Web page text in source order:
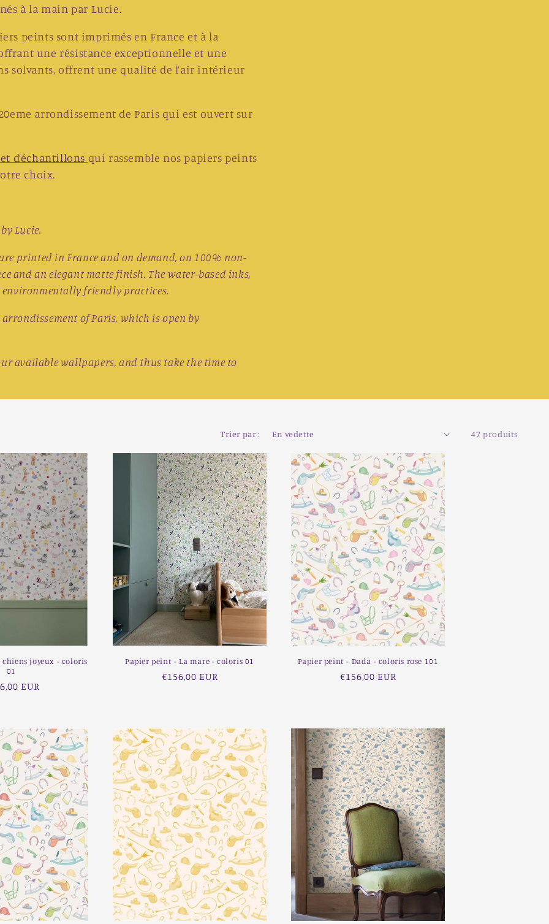
à la main par Lucie.
peints sont imprimés en France et à la
une résistance exceptionnelle et une
solvants, offrent une qualité de l’air intérieur
arrondissement de Paris qui est ouvert sur
d’échantillons qui rassemble nos papiers peints
choix.
Lucie.
printed in France and on demand, on 100% non-
and an elegant matte finish. The water-based inks,
friendly practices.
of Paris, which is open by
available wallpapers, and thus take the time to
Trier par : 47 produits
chiens joyeux - coloris
01
EUR
Papier peint - La mare - coloris 01
Prix
€156,00 EUR
Papier peint - Dada - coloris rose 101
Prix
€156,00 EUR